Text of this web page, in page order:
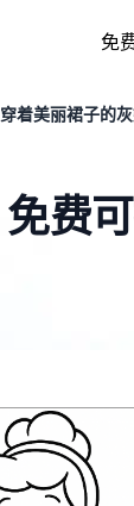
免
穿着美丽裙子的
免费